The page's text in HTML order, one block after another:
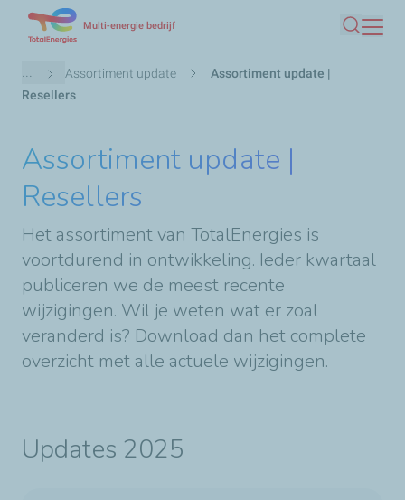
naar
Multi-energie bedrijf
Zoeken
Kruimelpad
... Assortiment update
Assortiment update |
Resellers
Assortiment update |
Resellers
Het assortiment van TotalEnergies is
voortdurend in ontwikkeling. Ieder kwartaal
publiceren we de meest recente
wijzigingen. Wil je weten wat er zoal
veranderd is? Download dan het complete
overzicht met alle actuele wijzigingen.
Updates 2025